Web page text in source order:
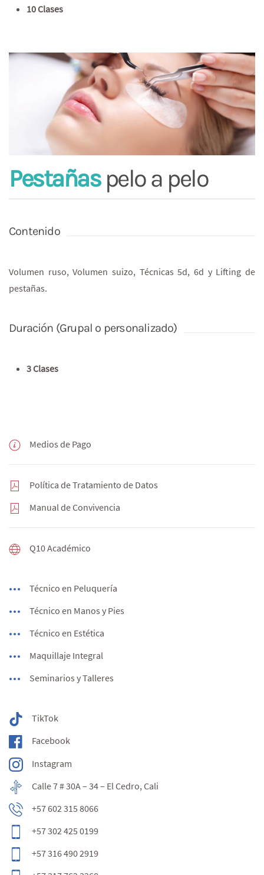
10 Clases
Pestañaspelo a pelo
Contenido
Volumen ruso, Volumen suizo, Técnicas 5d, 6d y Lifting de
pestañas.
Duración (Grupal o personalizado)
3 Clases
Medios de Pago
Política de Tratamiento de Datos
Manual de Convivencia
Q10 Académico
Técnico en Peluquería
Técnico en Manos y Pies
Técnico en Estética
Maquillaje Integral
Seminarios y Talleres
TikTok
Facebook
Instagram
Calle 7 # 30A – 34 – El Cedro, Cali
+57 602 315 8066
+57 302 425 0199
+57 316 490 2919